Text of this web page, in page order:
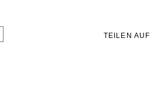
TEILEN AUF